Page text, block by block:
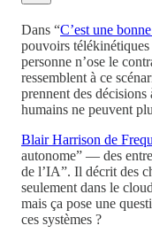
Dans “C’est une
pouvoirs
personne n’ose le
ressemblent à ce
prennent des décisions
humains ne peuvent
Blair Harrison de
autonome” — des
de l’IA”. Il décrit des
seulement dans le
mais ça pose une
ces systèmes ?